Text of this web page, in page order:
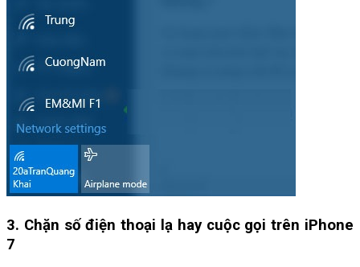
3. Chặn số điện thoại lạ hay cuộc gọi trên iPhone
7